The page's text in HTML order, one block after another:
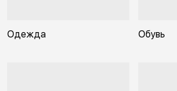
Одежда Обувь